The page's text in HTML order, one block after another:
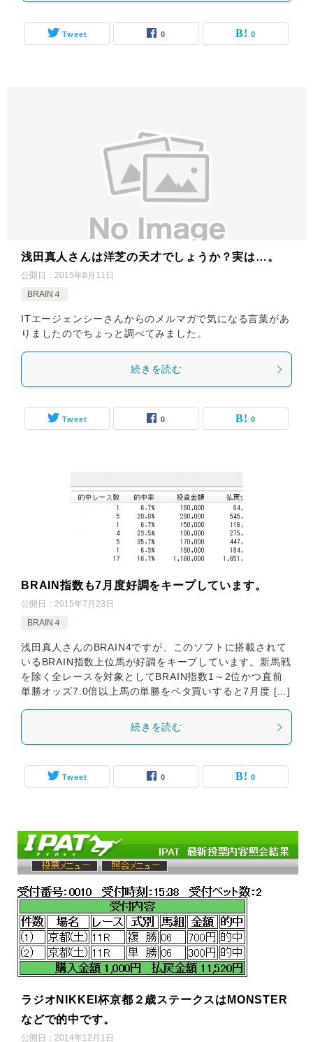
Tweet 0 0
浅田真人さんは洋芝の天才でしょうか？実は…。
公開日： 2015年8月11日
BRAIN４
ITエージェンシーさんからのメルマガで気になる言葉があ
りましたのでちょっと調べてみました。
続きを読む
Tweet 0 0
BRAIN指数も7月度好調をキープしています。
公開日： 2015年7月23日
BRAIN４
浅田真人さんのBRAIN4ですが、このソフトに搭載されて
いるBRAIN指数上位馬が好調をキープしています。新馬戦
を除く全レースを対象としてBRAIN指数1～2位かつ直前
単勝オッズ7.0倍以上馬の単勝をベタ買いすると7月度 […]
続きを読む
Tweet 0 0
ラジオNIKKEI杯京都２歳ステークスはMONSTER
などで的中です。
公開日： 2014年12月1日